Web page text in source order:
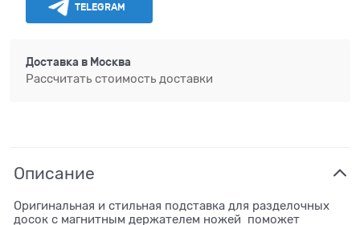
TELEGRAM
Доставка в Москва
Рассчитать стоимость доставки
Описание
Оригинальная и стильная подставка для разделочных
досок с магнитным держателем ножей поможет